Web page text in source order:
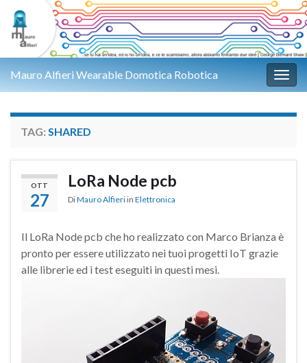
Mauro Alfieri Wearable Domotica Robotica
TAG: SHARED
OTT
27
LoRa Node pcb
DiMauro Alfieri in Elettronica
Il LoRa Node pcb che ho realizzato con Marco Brianza è
pronto per essere utilizzato nei tuoi progetti IoT grazie
alle librerie ed i test eseguiti in questi mesi.